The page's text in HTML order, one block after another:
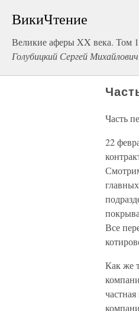
ВикиЧтение
Великие аферы XX века. Том 1
Голубицкий Сергей Михайлович
Часть
22
Все
Как же